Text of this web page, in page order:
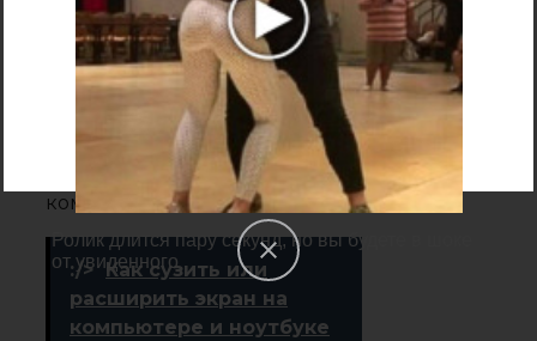
Ролик длится пару секунд, но вы будете в шоке
от увиденного
(переход по кругу от папок к
файлам, находящимся в них,
кнопке «Открыть», кнопке
«Отмена» и т. д.) и стрелочки.
Для того чтобы создать новый
документ, следует нажать
комбинацию Ctrl+N.
:/>
Как сузить или
расширить экран на
компьютере и ноутбуке